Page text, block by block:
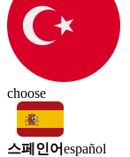
choose
스페인어español